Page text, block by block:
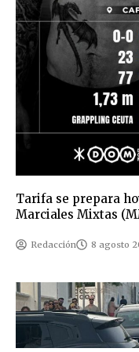
Tarifa se prepara
Marciales Mixtas
Redacción 8 agosto